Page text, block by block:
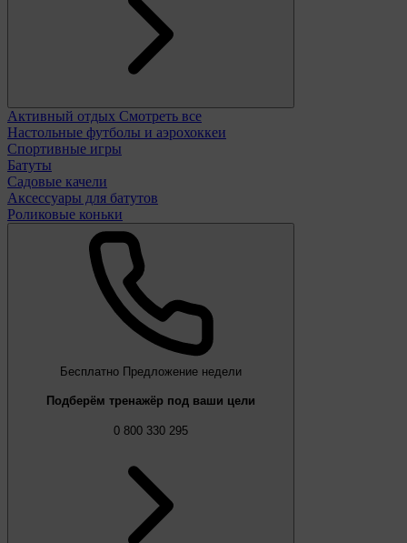
Активный отдых Смотреть все
Настольные футболы и аэрохоккеи
Спортивные игры
Батуты
Садовые качели
Аксессуары для батутов
Роликовые коньки
Бесплатно Предложение недели
Подберём тренажёр под ваши цели
0 800 330 295